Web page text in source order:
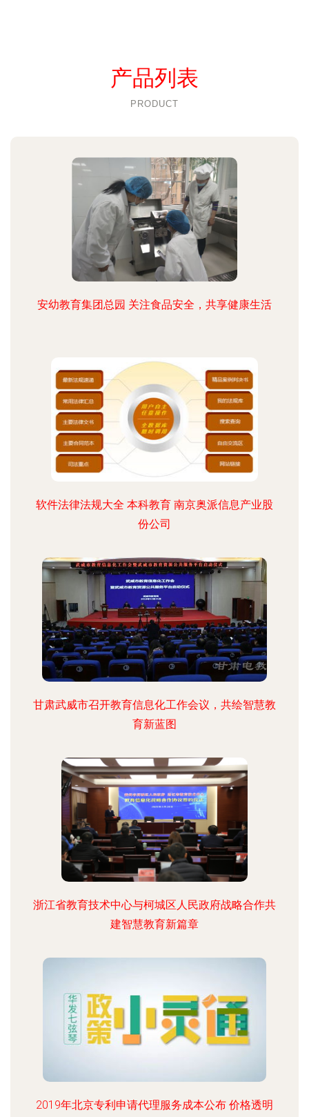
产品列表
PRODUCT
安幼教育集团总园 关注食品安全，共享健康生活
软件法律法规大全 本科教育 南京奥派信息产业股
份公司
甘肃武威市召开教育信息化工作会议，共绘智慧教
育新蓝图
浙江省教育技术中心与柯城区人民政府战略合作共
建智慧教育新篇章
2019年北京专利申请代理服务成本公布 价格透明